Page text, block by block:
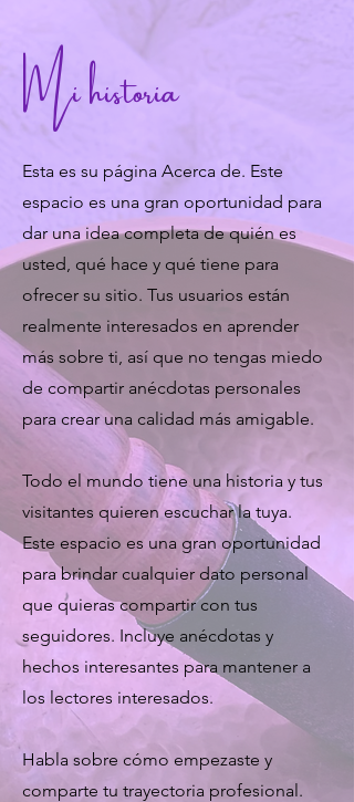
Mi historia
Esta es su página Acerca de. Este
espacio es una gran oportunidad para
dar una idea completa de quién es
usted, qué hace y qué tiene para
ofrecer su sitio. Tus usuarios están
realmente interesados en aprender
más sobre ti, así que no tengas miedo
de compartir anécdotas personales
para crear una calidad más amigable.
Todo el mundo tiene una historia y tus
visitantes quieren escuchar la tuya.
Este espacio es una gran oportunidad
para brindar cualquier dato personal
que quieras compartir con tus
seguidores. Incluye anécdotas y
hechos interesantes para mantener a
los lectores interesados.
Habla sobre cómo empezaste y
comparte tu trayectoria profesional.